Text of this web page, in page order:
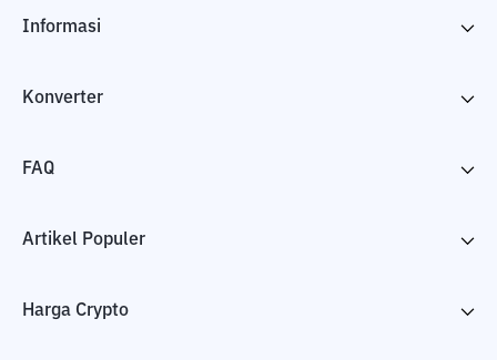
Informasi
Konverter
FAQ
Artikel Populer
Harga Crypto